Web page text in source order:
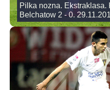
Pilka nozna. Ekstraklasa.
Belchatow 2 - 0.